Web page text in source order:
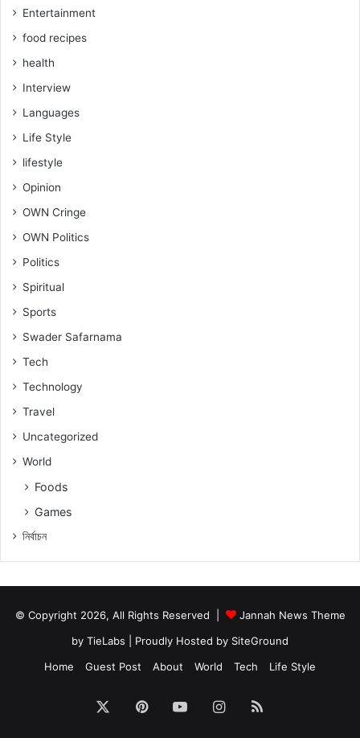
Entertainment
food recipes
health
Interview
Languages
Life Style
lifestyle
Opinion
OWN Cringe
OWN Politics
Politics
Spiritual
Sports
Swader Safarnama
Tech
Technology
Travel
Uncategorized
World
Foods
Games
নিৰ্বাচন
© Copyright 2026, All Rights Reserved |
Jannah News Theme
by TieLabs | Proudly Hosted by SiteGround
Home
Guest Post About World Tech Life Style
PinterestYouTubeInstagram